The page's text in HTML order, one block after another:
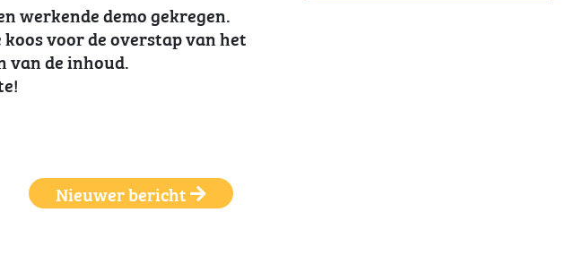
werkende demo gekregen.
voor de overstap van het
van de inhoud.
Nieuwer bericht